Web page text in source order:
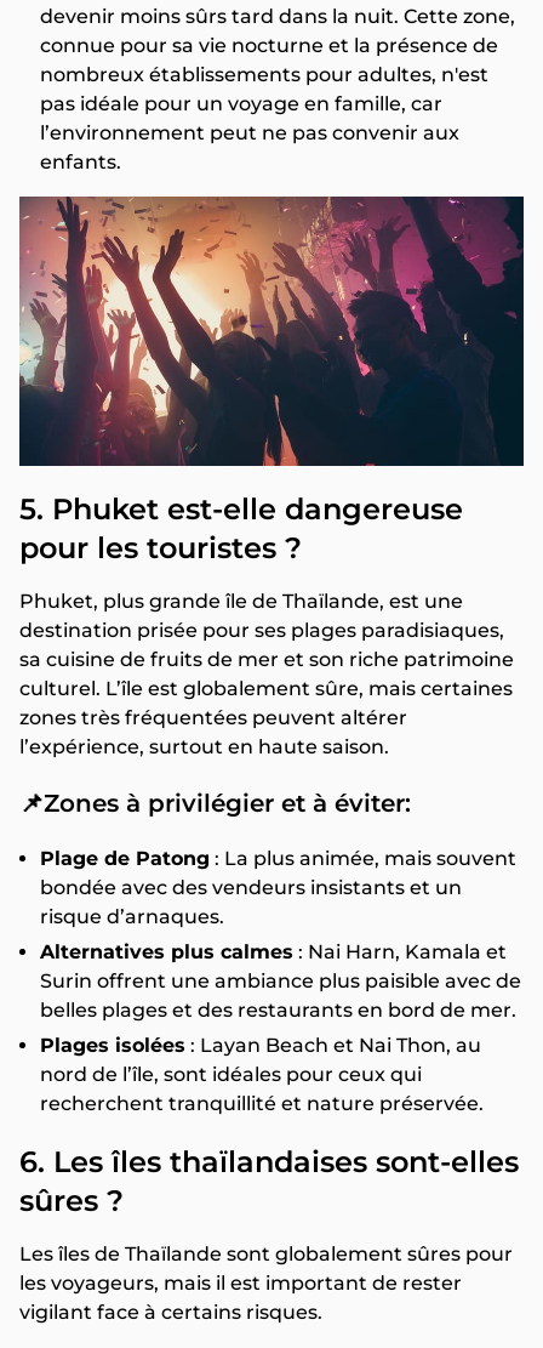
devenir moins sûrs tard dans la nuit. Cette zone,
connue pour sa vie nocturne et la présence de
nombreux établissements pour adultes, n'est
pas idéale pour un voyage en famille, car
l’environnement peut ne pas convenir aux
enfants.
5. Phuket est-elle dangereuse
pour les touristes ?
Phuket, plus grande île de Thaïlande, est une
destination prisée pour ses plages paradisiaques,
sa cuisine de fruits de mer et son riche patrimoine
culturel. L’île est globalement sûre, mais certaines
zones très fréquentées peuvent altérer
l’expérience, surtout en haute saison.
📌Zones à privilégier et à éviter:
Plage de Patong : La plus animée, mais souvent
bondée avec des vendeurs insistants et un
risque d’arnaques.
Alternatives plus calmes : Nai Harn, Kamala et
Surin offrent une ambiance plus paisible avec de
belles plages et des restaurants en bord de mer.
Plages isolées : Layan Beach et Nai Thon, au
nord de l’île, sont idéales pour ceux qui
recherchent tranquillité et nature préservée.
6. Les îles thaïlandaises sont-elles
sûres ?
Les îles de Thaïlande sont globalement sûres pour
les voyageurs, mais il est important de rester
vigilant face à certains risques.